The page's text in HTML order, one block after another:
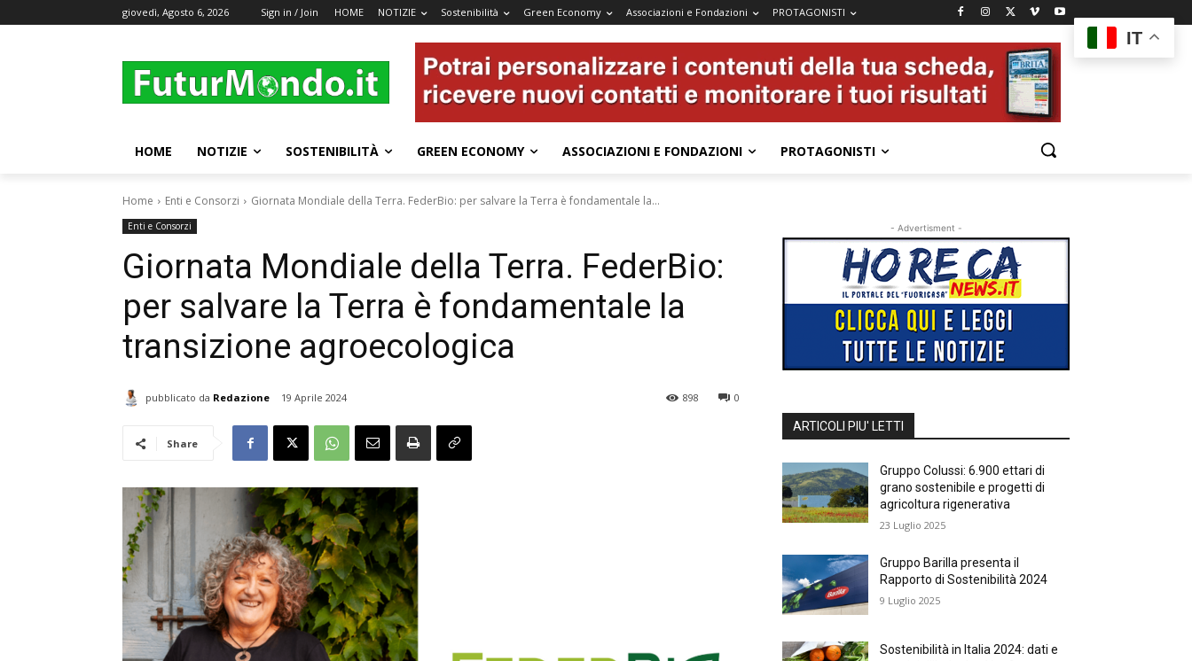
giovedì, Agosto 6, 2026 Sign in / Join HOME NOTIZIE Sostenibilità Green Economy Associazioni e Fondazioni PROTAGONISTI
HOME NOTIZIE SOSTENIBILITÀ GREEN ECONOMY ASSOCIAZIONI E FONDAZIONI PROTAGONISTI
Home Enti e Consorzi Giornata Mondiale della Terra. FederBio: per salvare la Terra è fondamentale la...
Enti e Consorzi
Giornata Mondiale della Terra. FederBio:
per salvare la Terra è fondamentale la
transizione agroecologica
pubblicato da Redazione 19 Aprile 2024 0
898
Share
- Advertisment -
ARTICOLI PIU' LETTI
Gruppo Colussi: 6.900 ettari di
grano sostenibile e progetti di
agricoltura rigenerativa
23 Luglio 2025
Gruppo Barilla presenta il
Rapporto di Sostenibilità 2024
9 Luglio 2025
Sostenibilità in Italia 2024: dati e
IT